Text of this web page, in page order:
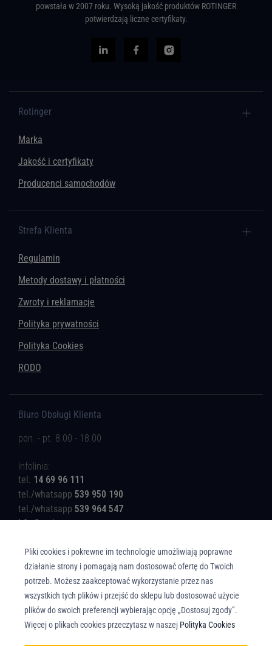
powstała w 2007 roku. Wysoką jakość produktów ROTINGER
potwierdzają liczne certyfikaty.
Rotinger
Marka
Jakość i certyfikaty
Producenci samochodów
Strefa Klienta
Regulamin
Metody dostawy i płatności
Zwroty i reklamacje
Polityka prywatności
Polityka Cookies
RODO
Biuro Obsługi Klienta
pon. - pt. 8.00 - 18.00
Infolinia:
tel. 14 69 96 111
tel./whatsapp 539 950 190
tel./whatsapp 539 964 547
b2c@rotinger.com
Copyright © Union Parts Sp. z o.o. - Wszelkie prawa zastrzeżone. All rights
reserved.
Pliki cookies i pokrewne im technologie umożliwiają poprawne
działanie strony i pomagają nam dostosować ofertę do Twoich
potrzeb. Możesz zaakceptować wykorzystanie przez nas
wszystkich tych plików i przejść do sklepu lub dostosować użycie
plików do swoich preferencji wybierając opcję „Dostosuj zgody”.
Więcej o plikach cookies przeczytasz w naszej Polityka Cookies